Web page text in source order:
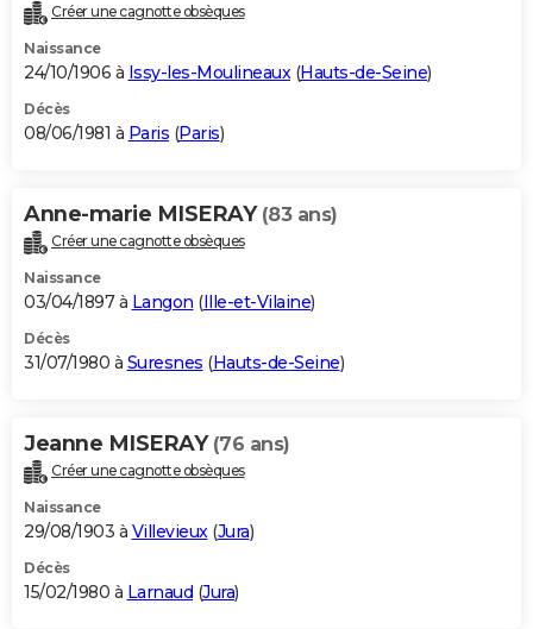
Créer une cagnotte obsèques
Naissance
24/10/1906 à Issy-les-Moulineaux(Hauts-de-Seine)
Décès
08/06/1981 à Paris (Paris)
Anne-marie MISERAY (83 ans)
Créer une cagnotte obsèques
Naissance
03/04/1897 à Langon (Ille-et-Vilaine)
Décès
31/07/1980 à Suresnes (Hauts-de-Seine)
Jeanne MISERAY (76 ans)
Créer une cagnotte obsèques
Naissance
29/08/1903 à Villevieux (Jura)
Décès
15/02/1980 à Larnaud (Jura)